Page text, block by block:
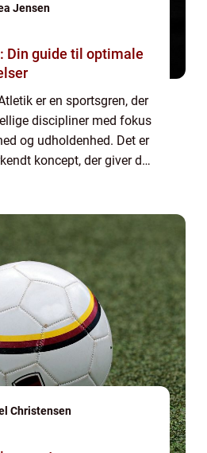
Jensen
Din guide til optimale
er en sportsgren, der
discipliner med fokus
og udholdenhed. Det er
koncept, der giver de
Christensen